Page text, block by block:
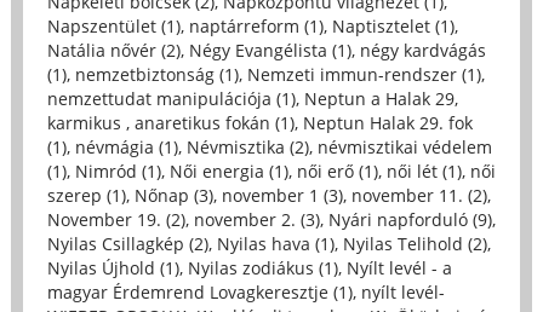
Napszentület (1), naptárreform (1), Naptisztelet (1),
Natália nővér (2), Négy Evangélista (1), négy kardvágás
(1), nemzetbiztonság (1), Nemzeti immun-rendszer (1),
nemzettudat manipulációja (1), Neptun a Halak 29,
karmikus , anaretikus fokán (1), Neptun Halak 29. fok
(1), névmágia (1), Névmisztika (2), névmisztikai védelem
(1), Nimród (1), Női energia (1), női erő (1), női lét (1), női
szerep (1), Nőnap (3), november 1 (3), november 11. (2),
November 19. (2), november 2. (3), Nyári napforduló (9),
Nyilas Csillagkép (2), Nyilas hava (1), Nyilas Telihold (2),
Nyilas Újhold (1), Nyilas zodiákus (1), Nyílt levél - a
magyar Érdemrend Lovagkeresztje (1), nyílt levél-